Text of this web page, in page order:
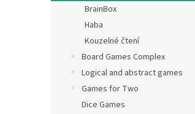
BrainBox
Haba
Kouzelné čtení
Board Games Complex
Logical and abstract games
Games for Two
Dice Games